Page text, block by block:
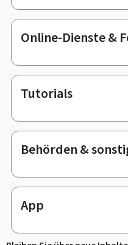
Online-Dienste &
Tutorials
Behörden &
App